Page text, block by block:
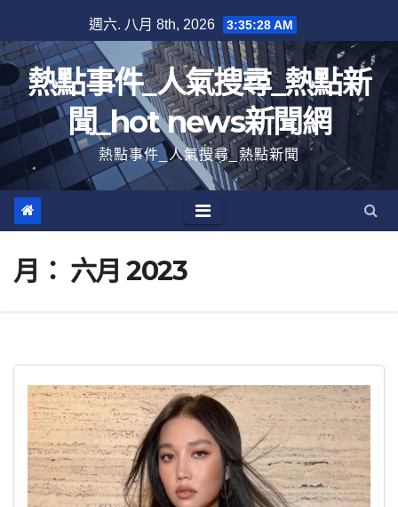
至
內
容
週六. 八月 8th, 2026 3:35:30 AM
熱點事件_人氣搜尋_熱點新
聞_hot news新聞網
熱點事件_人氣搜尋_熱點新聞
月： 六月 2023